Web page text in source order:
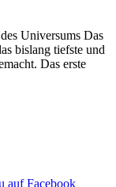
Universums Das
bislang tiefste und
Das erste